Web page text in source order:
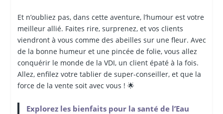
Et n’oubliez pas, dans cette aventure, l’humour est votre
meilleur allié. Faites rire, surprenez, et vos clients
viendront à vous comme des abeilles sur une fleur. Avec
de la bonne humeur et une pincée de folie, vous allez
conquérir le monde de la VDI, un client épaté à la fois.
Allez, enfilez votre tablier de super-conseiller, et que la
force de la vente soit avec vous ! 🌟
Explorez les bienfaits pour la santé de l’Eau